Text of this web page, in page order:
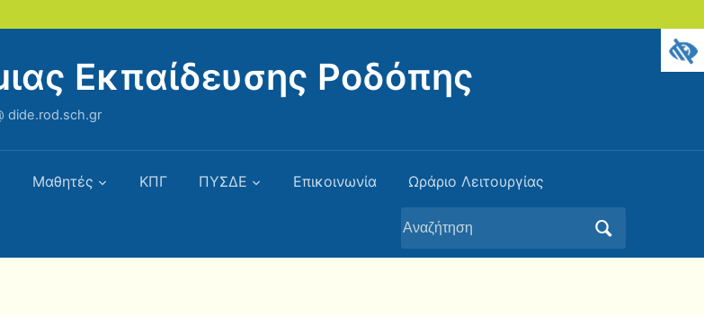
Εκπαίδευσης Ροδόπης
dide.rod.sch.gr
Μαθητές ΚΠΓ ΠΥΣΔΕ Επικοινωνία Ωράριο Λειτουργίας
Αναζήτηση
για: